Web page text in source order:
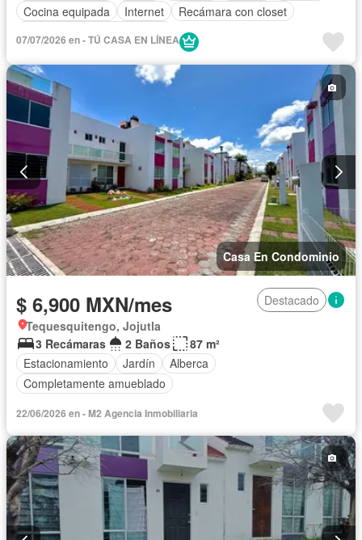
Cocina equipada
Internet
Recámara con closet
Completamente amueblado
07/07/2026 en - TÚ CASA EN LÍNEA
Casa En Condominio
$ 6,900 MXN/mes
Destacado
Tequesquitengo, Jojutla
3 Recámaras
2 Baños
87 m²
Estacionamiento
Jardín
Alberca
Completamente amueblado
22/06/2026 en - M2 Agencia Inmobiliaria